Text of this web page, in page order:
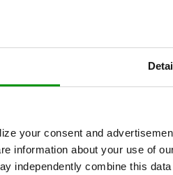
your consent and
information about your use of
independently combine this
guld værd.
på at opnå en succesfuld